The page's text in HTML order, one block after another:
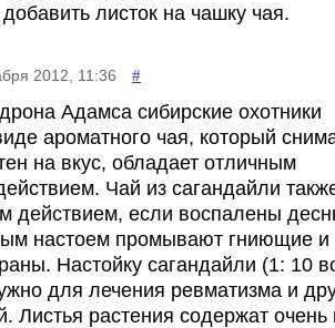
листок на чашку чая.
2012, 11:36 #
Адамса сибирские охотники
ароматного чая, который
на вкус, обладает отличным
Чай из сагандайли
действием, если воспалены
настоем промывают гниющие и
Настойку сагандайли (1: 10
для лечения ревматизма и
Листья растения содержат очень